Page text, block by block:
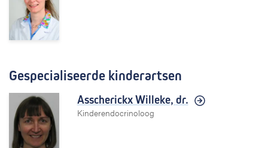
Gespecialiseerde kinderartsen
Asscherickx Willeke, dr.
Kinderendocrinoloog